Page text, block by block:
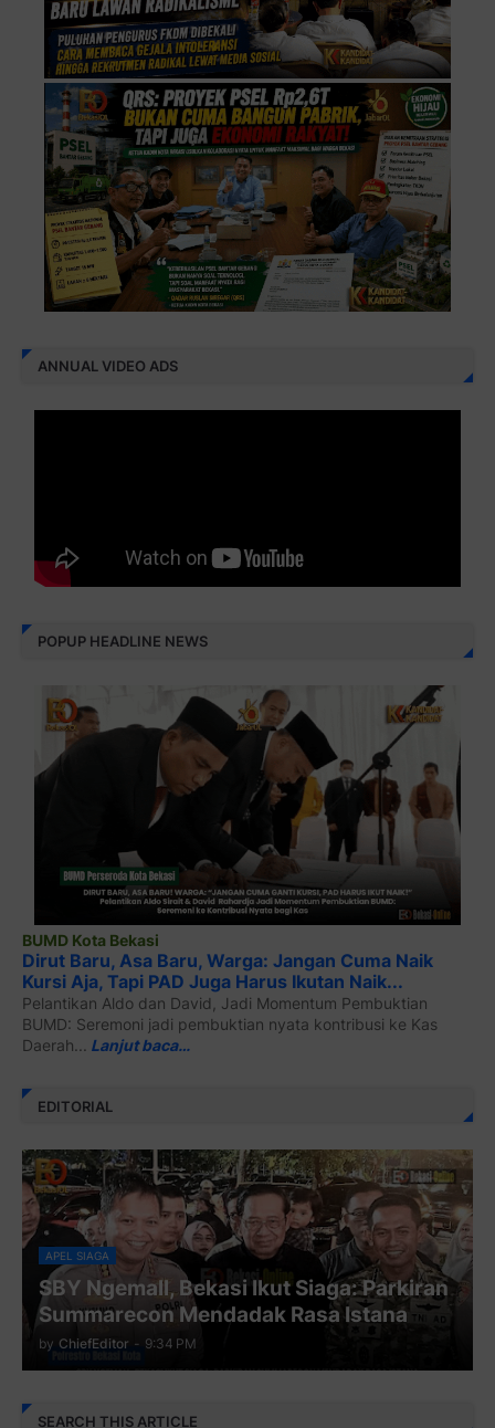
ANNUAL VIDEO ADS
POPUP HEADLINE NEWS
BUMD Kota Bekasi
Dirut Baru, Asa Baru, Warga: Jangan Cuma Naik
Kursi Aja, Tapi PAD Juga Harus Ikutan Naik...
Pelantikan Aldo dan David, Jadi Momentum Pembuktian
BUMD: Seremoni jadi pembuktian nyata kontribusi ke Kas
Daerah...
Lanjut baca…
EDITORIAL
APEL SIAGA
SBY Ngemall, Bekasi Ikut Siaga: Parkiran
Summarecon Mendadak Rasa Istana
by ChiefEditor - 9:34 PM
SEARCH THIS ARTICLE